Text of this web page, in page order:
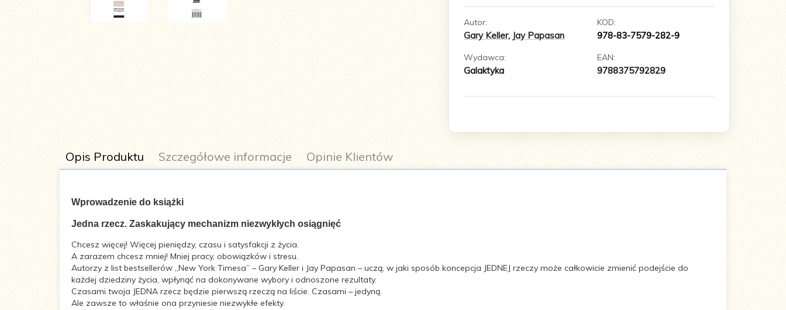
KOD:
978-83-7579-282-9
Autor:
Gary Keller, Jay Papasan
EAN:
9788375792829
Wydawca:
Galaktyka
Opis Produktu Szczegółowe informacje Opinie Klientów
Wprowadzenie do książki
Jedna rzecz. Zaskakujący mechanizm niezwykłych osiągnięć
Chcesz więcej! Więcej pieniędzy, czasu i satysfakcji z życia.
A zarazem chcesz mniej! Mniej pracy, obowiązków i stresu.
Autorzy z list bestsellerów „New York Timesa” – Gary Keller i Jay Papasan – uczą, w jaki sposób koncepcja JEDNEJ rzeczy może całkowicie zmienić podejście do
każdej dziedziny życia, wpłynąć na dokonywane wybory i odnoszone rezultaty.
Czasami twoja JEDNA rzecz będzie pierwszą rzeczą na liście. Czasami – jedyną.
Ale zawsze to właśnie ona przyniesie niezwykłe efekty.
Autor: Gary Keller, Jay Papasan
Tytuł
oryginału:
The ONE Thing: The Surprisingly Simple Truth Behind Extraordinary Results